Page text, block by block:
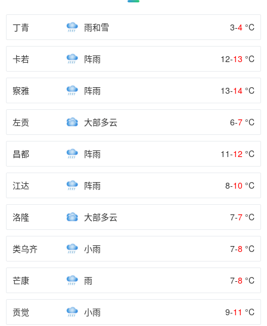
丁青 雨和雪 3-4 °C
卡若 阵雨 12-13 °C
察雅 阵雨 13-14 °C
左贡 大部多云 6-7 °C
昌都 阵雨 11-12 °C
江达 阵雨 8-10 °C
洛隆 大部多云 7-7 °C
类乌齐 小雨 7-8 °C
芒康 雨 7-8 °C
贡觉 小雨 9-11 °C